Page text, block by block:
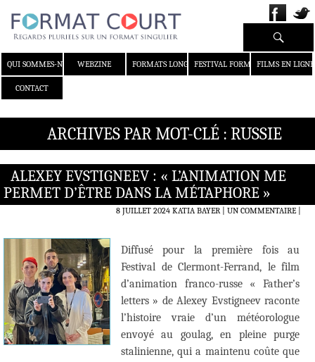
QUI SOMMES-NOUS ?WEBZINE FORMATS LONGS FESTIVAL FORMAT COURT
FILMS EN LIGNE
CONTACT
Recherche
ARCHIVES PAR MOT-CLÉ : RUSSIE
ALEXEY EVSTIGNEEV : « L’ANIMATION ME
PERMET D’ÊTRE DANS LA MÉTAPHORE »
8 JUILLET 2024 KATIA BAYER UN COMMENTAIRE|
Diffusé pour la première fois au
Festival de Clermont-Ferrand, le film
d’animation franco-russe « Father’s
letters » de Alexey Evstigneev raconte
l’histoire vraie d’un météorologue
envoyé au goulag, en pleine purge
stalinienne, qui a maintenu coûte que